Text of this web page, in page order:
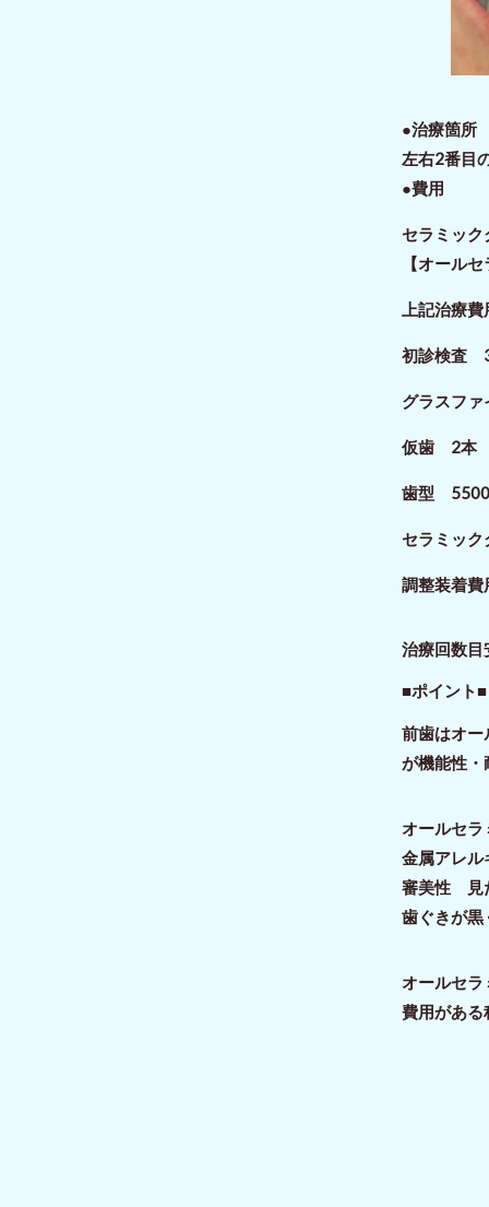
●治療箇
左右2番目
●費用
セラミ
【オール
上記治療
初診検査
グラスフ
仮歯 2
歯型 5500
セラミッ
調整装
治療回数
■ポイント■
前歯はオー
が機能性・
オールセ
金属アレル
審美性 見
歯ぐきが黒
オールセ
費用がある